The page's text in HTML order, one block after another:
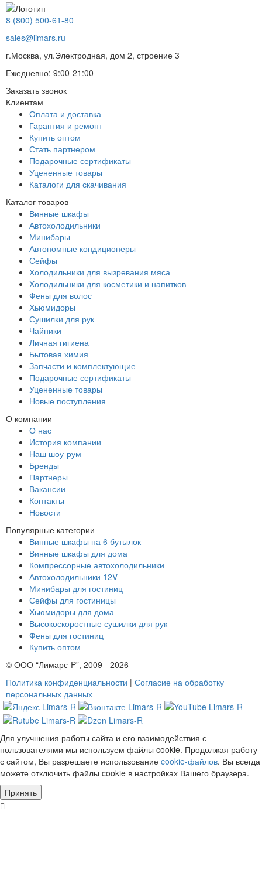
8 (800) 500-61-80
sales@limars.ru
г.Москва, ул.Электродная, дом 2, строение 3
Ежедневно: 9:00-21:00
Заказать звонок
Клиентам
Оплата и доставка
Гарантия и ремонт
Купить оптом
Стать партнером
Подарочные сертификаты
Уцененные товары
Каталоги для скачивания
Каталог товаров
Винные шкафы
Автохолодильники
Минибары
Автономные кондиционеры
Сейфы
Холодильники для вызревания мяса
Холодильники для косметики и напитков
Фены для волос
Хьюмидоры
Сушилки для рук
Чайники
Личная гигиена
Бытовая химия
Запчасти и комплектующие
Подарочные сертификаты
Уцененные товары
Новые поступления
О компании
О нас
История компании
Наш шоу-рум
Бренды
Партнеры
Вакансии
Контакты
Новости
Популярные категории
Винные шкафы на 6 бутылок
Винные шкафы для дома
Компрессорные автохолодильники
Автохолодильники 12V
Минибары для гостиниц
Сейфы для гостиницы
Хьюмидоры для дома
Высокоскоростные сушилки для рук
Фены для гостиниц
Купить оптом
© ООО “Лимарс-P”, 2009 - 2026
Политика конфиденциальности | Согласие на обработку
персональных данных
Для улучшения работы сайта и его взаимодействия с
пользователями мы используем файлы cookie. Продолжая работу
с сайтом, Вы разрешаете использование cookie-файлов. Вы всегда
можете отключить файлы cookie в настройках Вашего браузера.
Принять